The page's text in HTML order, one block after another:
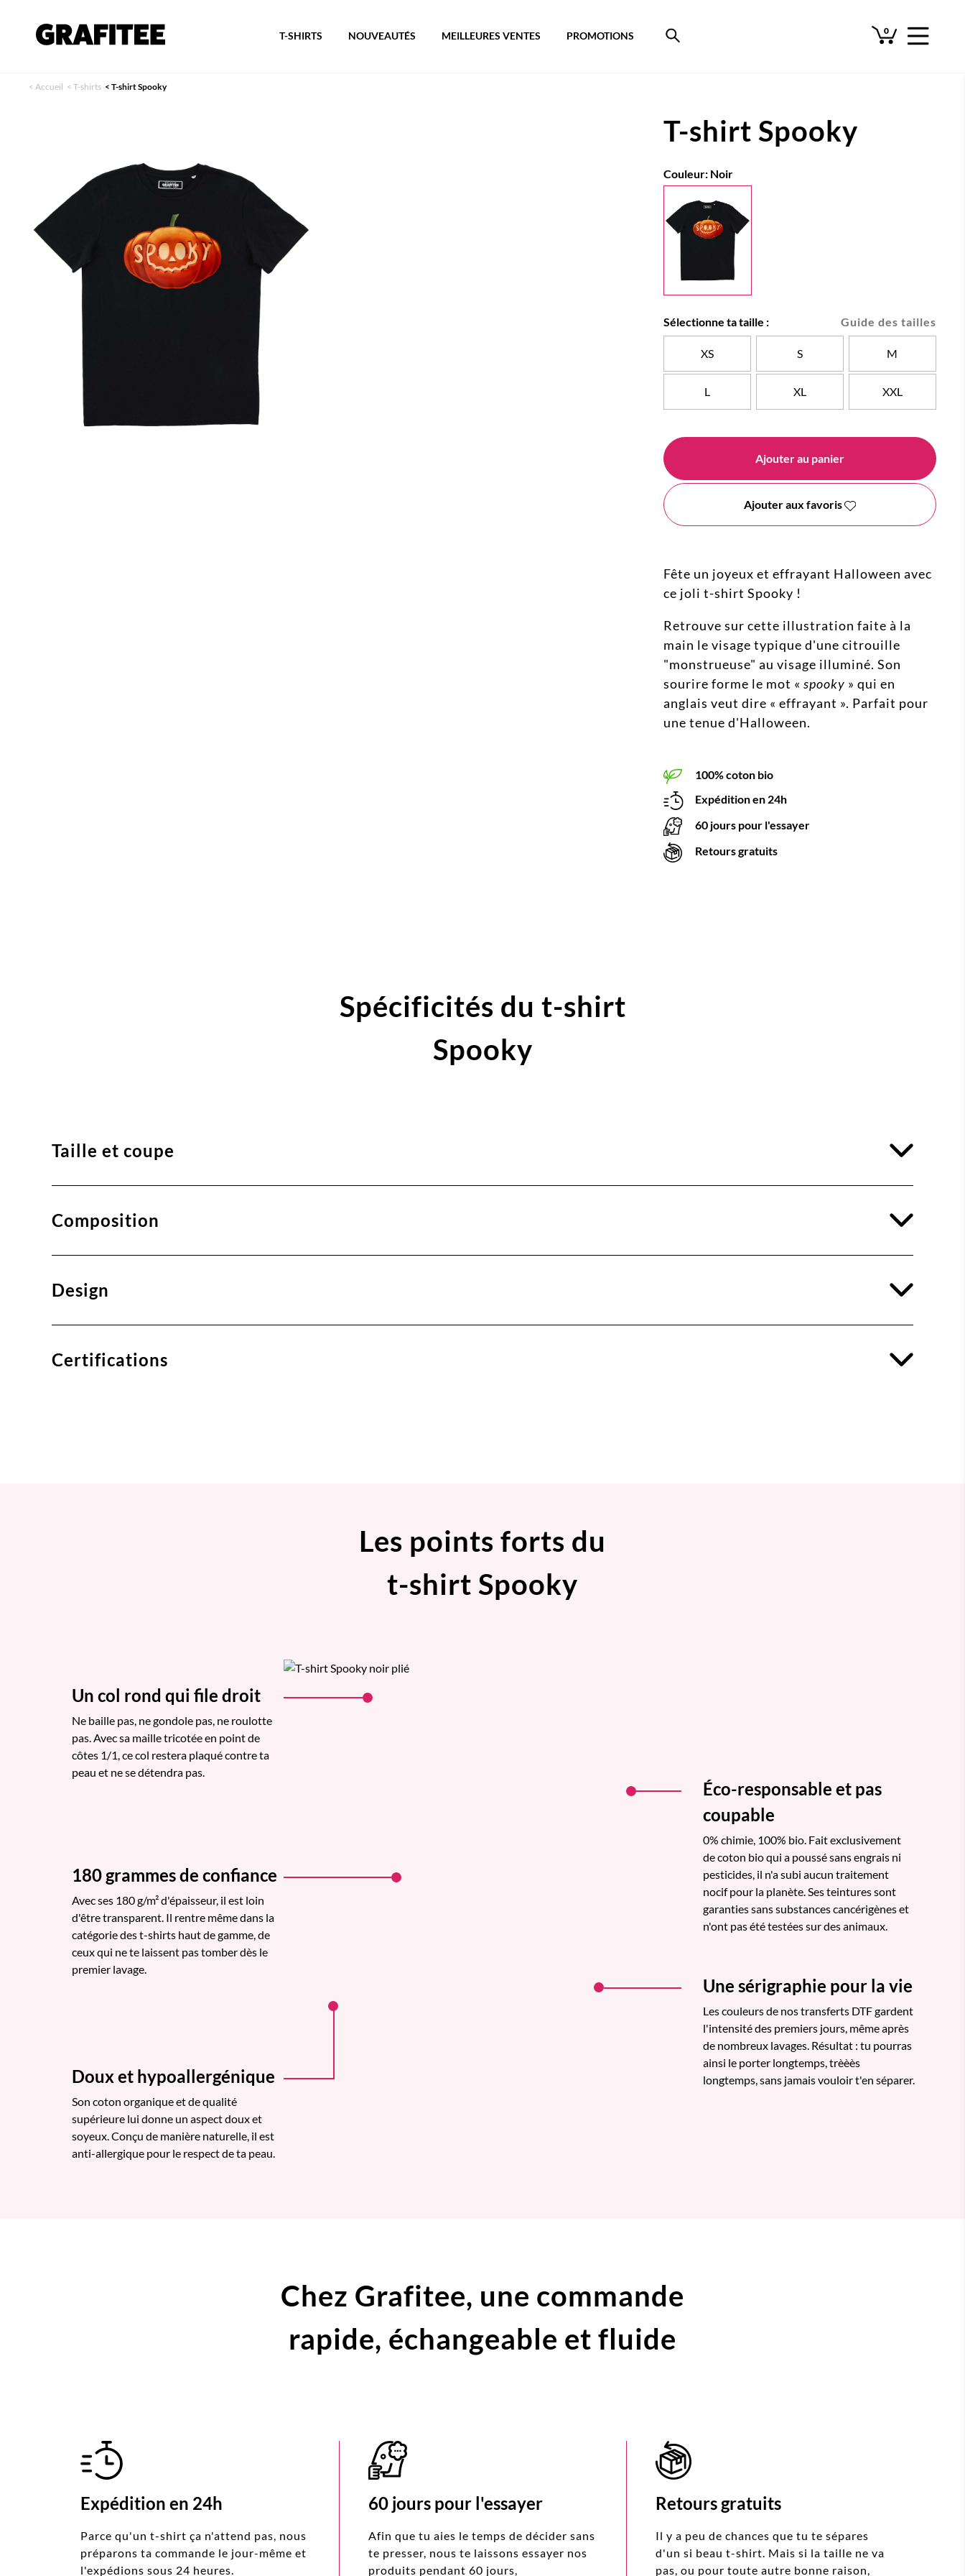
0
T-SHIRTS NOUVEAUTÉS MEILLEURES VENTES PROMOTIONS
< Accueil < T-shirts < T-shirt Spooky
T-shirt Spooky
Couleur: Noir
Guide des tailles
Sélectionne ta taille :
XS S M
L XL XXL
Ajouter au panier
Ajouter aux favoris
Fête un joyeux et effrayant Halloween avec
ce joli t-shirt Spooky !
Retrouve sur cette illustration faite à la
main le visage typique d'une citrouille
"monstrueuse" au visage illuminé. Son
sourire forme le mot « spooky » qui en
anglais veut dire « effrayant ». Parfait pour
une tenue d'Halloween.
100% coton bio
Expédition en 24h
60 jours pour l'essayer
Retours gratuits
Spécificités du t-shirt
Spooky
Taille et coupe
Composition
Design
Certifications
Les points forts du
t-shirt Spooky
Un col rond qui file droit
Ne baille pas, ne gondole pas, ne roulotte
pas. Avec sa maille tricotée en point de
côtes 1/1, ce col restera plaqué contre ta
peau et ne se détendra pas.
Éco-responsable et pas
coupable
0% chimie, 100% bio. Fait exclusivement
de coton bio qui a poussé sans engrais ni
pesticides, il n'a subi aucun traitement
nocif pour la planète. Ses teintures sont
garanties sans substances cancérigènes et
n'ont pas été testées sur des animaux.
180 grammes de confiance
Avec ses 180 g/m² d'épaisseur, il est loin
d'être transparent. Il rentre même dans la
catégorie des t-shirts haut de gamme, de
ceux qui ne te laissent pas tomber dès le
premier lavage.
Une sérigraphie pour la vie
Les couleurs de nos transferts DTF gardent
l'intensité des premiers jours, même après
de nombreux lavages. Résultat : tu pourras
ainsi le porter longtemps, trèèès
longtemps, sans jamais vouloir t'en séparer.
Doux et hypoallergénique
Son coton organique et de qualité
supérieure lui donne un aspect doux et
soyeux. Conçu de manière naturelle, il est
anti-allergique pour le respect de ta peau.
Chez Grafitee, une commande
rapide, échangeable et fluide
Expédition en 24h
Parce qu'un t-shirt ça n'attend pas, nous
préparons ta commande le jour-même et
l'expédions sous 24 heures.
60 jours pour l'essayer
Afin que tu aies le temps de décider sans
te presser, nous te laissons essayer nos
produits pendant 60 jours,
Retours gratuits
Il y a peu de chances que tu te sépares
d'un si beau t-shirt. Mais si la taille ne va
pas, ou pour toute autre bonne raison,